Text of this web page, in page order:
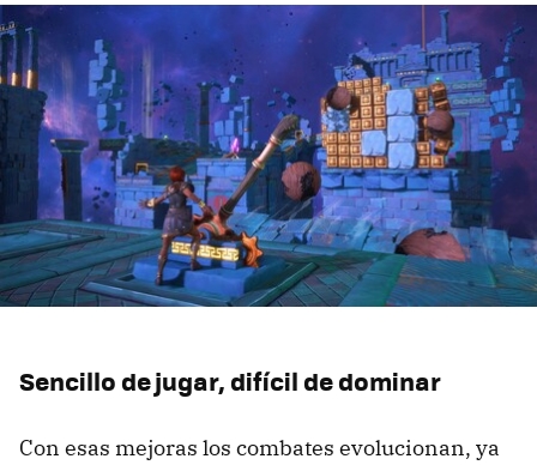
Sencillo de jugar, difícil de dominar
Con esas mejoras los combates evolucionan, ya